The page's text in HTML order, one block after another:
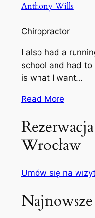
Anthony Wills
Chiropractor
I also had a
school and had to
is what I want…
Read More
Wrocław
Umów się na